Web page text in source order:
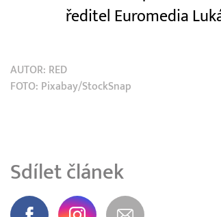
ředitel Euromedia
AUTOR: RED
FOTO: Pixabay/StockSnap
Sdílet článek